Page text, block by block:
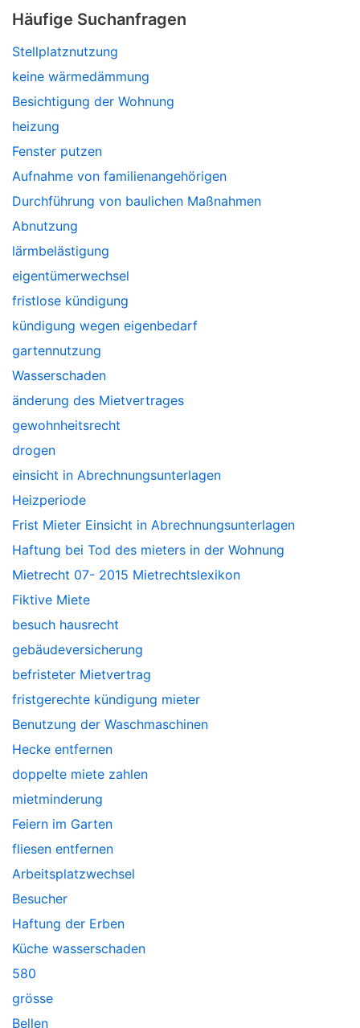
Häufige Suchanfragen
Stellplatznutzung
keine wärmedämmung
Besichtigung der Wohnung
heizung
Fenster putzen
Aufnahme von familienangehörigen
Durchführung von baulichen Maßnahmen
Abnutzung
lärmbelästigung
eigentümerwechsel
fristlose kündigung
kündigung wegen eigenbedarf
gartennutzung
Wasserschaden
änderung des Mietvertrages
gewohnheitsrecht
drogen
einsicht in Abrechnungsunterlagen
Heizperiode
Frist Mieter Einsicht in Abrechnungsunterlagen
Haftung bei Tod des mieters in der Wohnung
Mietrecht 07- 2015 Mietrechtslexikon
Fiktive Miete
besuch hausrecht
gebäudeversicherung
befristeter Mietvertrag
fristgerechte kündigung mieter
Benutzung der Waschmaschinen
Hecke entfernen
doppelte miete zahlen
mietminderung
Feiern im Garten
fliesen entfernen
Arbeitsplatzwechsel
Besucher
Haftung der Erben
Küche wasserschaden
580
grösse
Bellen